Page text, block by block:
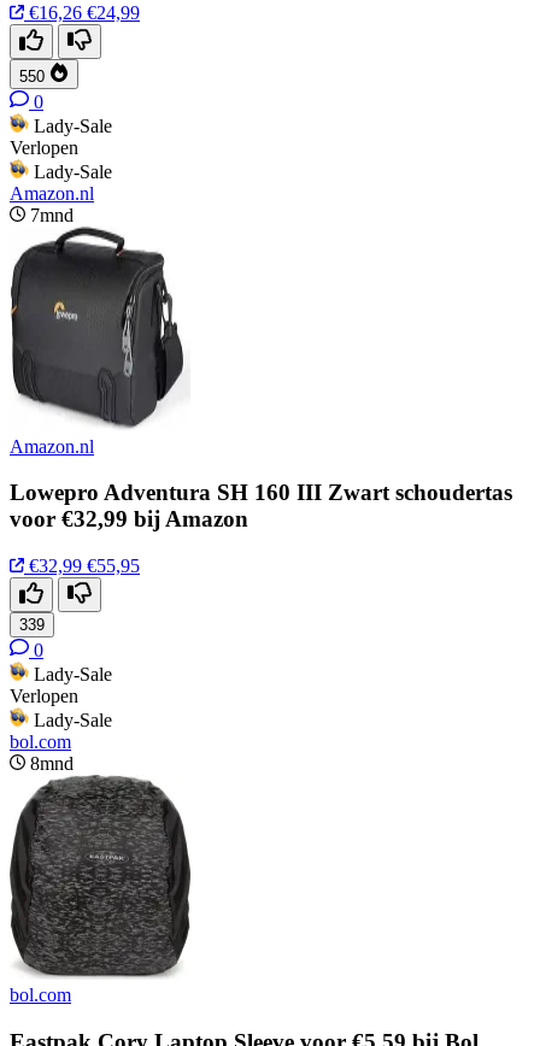
€16,26 €24,99
550
0
Lady-Sale
Verlopen
Lady-Sale
Amazon.nl
7mnd
Amazon.nl
Lowepro Adventura SH 160 III Zwart schoudertas
voor €32,99 bij Amazon
€32,99 €55,95
339
0
Lady-Sale
Verlopen
Lady-Sale
bol.com
8mnd
bol.com